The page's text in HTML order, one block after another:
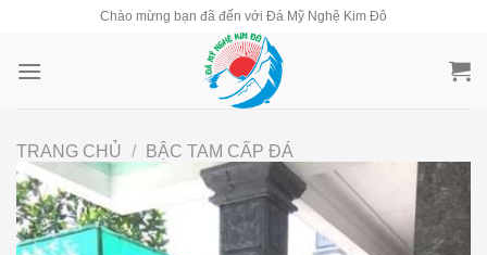
content
Chào mừng bạn đã đến với Đá Mỹ Nghệ Kim Đô
TRANG CHỦ / BẬC TAM CẤP ĐÁ